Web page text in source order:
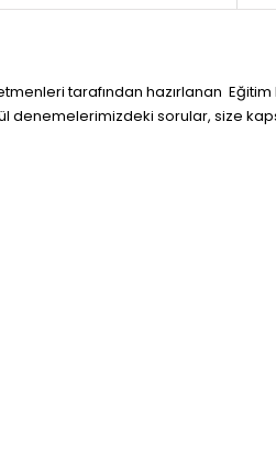
tarafından hazırlanan
denemelerimizdeki sorular, size